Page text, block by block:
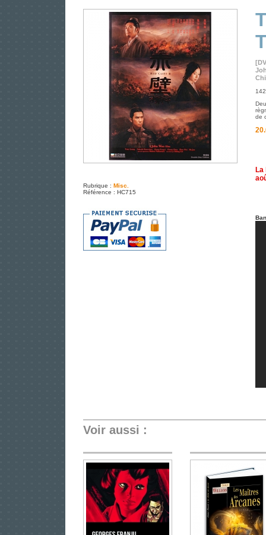
Rubrique : Misc.
Référence : HC715
de
Voir aussi :